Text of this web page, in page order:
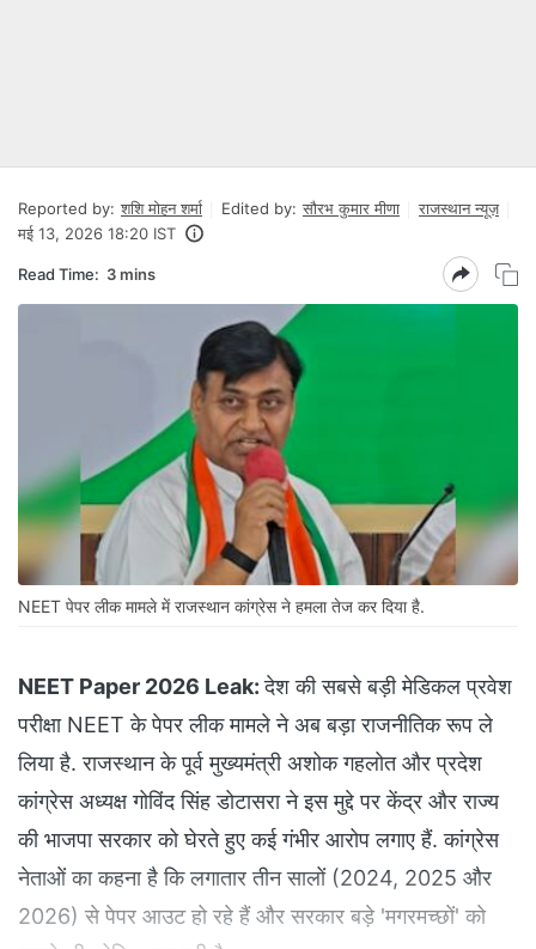
Reported by: शशि मोहन शर्मा Edited by: सौरभ कुमार मीणा
राजस्थान न्यूज़
मई 13, 2026 18:20 IST
Read Time: 3 mins
NEET पेपर लीक मामले में राजस्थान कांग्रेस ने हमला तेज कर दिया है.
NEET Paper 2026 Leak:देश की सबसे बड़ी मेडिकल प्रवेश
परीक्षा NEET के पेपर लीक मामले ने अब बड़ा राजनीतिक रूप ले
लिया है. राजस्थान के पूर्व मुख्यमंत्री अशोक गहलोत और प्रदेश
कांग्रेस अध्यक्ष गोविंद सिंह डोटासरा ने इस मुद्दे पर केंद्र और राज्य
की भाजपा सरकार को घेरते हुए कई गंभीर आरोप लगाए हैं. कांग्रेस
नेताओं का कहना है कि लगातार तीन सालों (2024, 2025 और
2026) से पेपर आउट हो रहे हैं और सरकार बड़े 'मगरमच्छों' को